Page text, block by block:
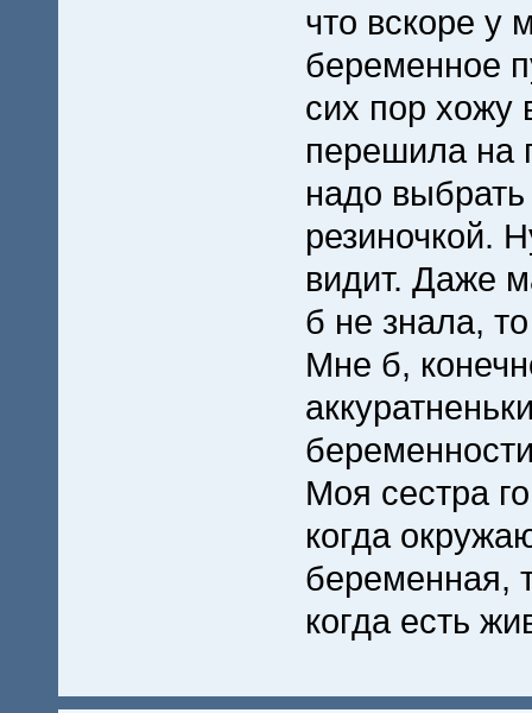
что вскоре у
беременное
сих пор хожу
перешила на
надо
резиночкой.
видит. Даже
б не знала,
Мне б,
Моя сестра
когда
беременная,
когда есть